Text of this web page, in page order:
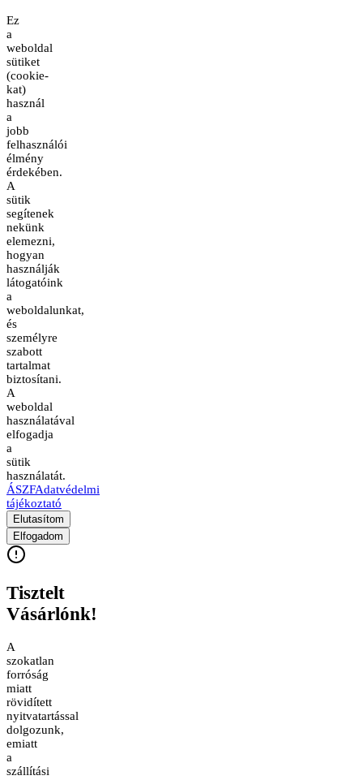
Ez
a
weboldal
sütiket
(cookie-
kat)
használ
a
jobb
felhasználói
élmény
érdekében.
A
sütik
segítenek
nekünk
elemezni,
hogyan
használják
látogatóink
a
weboldalunkat,
és
személyre
szabott
tartalmat
biztosítani.
A
weboldal
használatával
elfogadja
a
sütik
használatát.
ÁSZFAdatvédelmi
tájékoztató
Elutasítom
Elfogadom
Tisztelt
Vásárlónk!
A
szokatlan
forróság
miatt
rövidített
nyitvatartással
dolgozunk,
emiatt
a
szállítási